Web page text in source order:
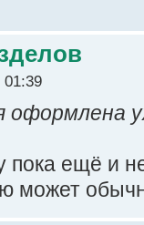
оформлена
ещё и
может